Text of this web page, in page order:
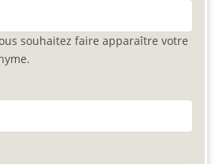
souhaitez faire apparaître votre